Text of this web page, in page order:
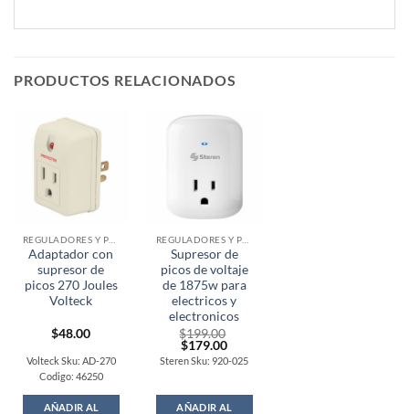
PRODUCTOS RELACIONADOS
Adaptador con
supresor de
picos 270 Joules
Volteck
$48.00
Volteck Sku: AD-270
Codigo: 46250
AÑADIR AL
Supresor de
picos de voltaje
de 1875w para
electricos y
electronicos
$199.00
Original
price
was:
$179.00Current
price
is:
Steren Sku: 920-025
AÑADIR AL